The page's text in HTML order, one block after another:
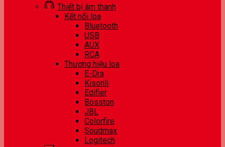
Thiết bị âm thanh
Kết nối loa
Bluetooth
USB
AUX
RCA
Thương hiệu loa
E-Dra
Kisonli
Edifier
Bosston
JBL
Colorfire
Soudmax
Logitech